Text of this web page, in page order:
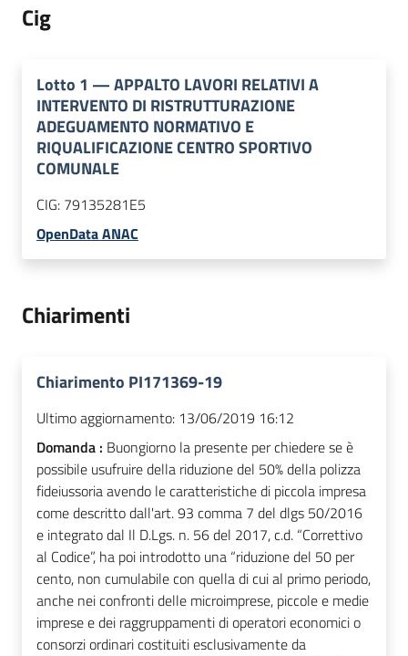
Cig
Lotto 1 —APPALTO LAVORI RELATIVI A
INTERVENTO DI RISTRUTTURAZIONE
ADEGUAMENTO NORMATIVO E
RIQUALIFICAZIONE CENTRO SPORTIVO
COMUNALE
CIG: 79135281E5
OpenData ANAC
Chiarimenti
Chiarimento PI171369-19
Ultimo aggiornamento: 13/06/2019 16:12
Domanda : Buongiorno la presente per chiedere se è
possibile usufruire della riduzione del 50% della polizza
fideiussoria avendo le caratteristiche di piccola impresa
come descritto dall'art. 93 comma 7 del dlgs 50/2016
e integrato dal Il D.Lgs. n. 56 del 2017, c.d. “Correttivo
al Codice”, ha poi introdotto una “riduzione del 50 per
cento, non cumulabile con quella di cui al primo periodo,
anche nei confronti delle microimprese, piccole e medie
imprese e dei raggruppamenti di operatori economici o
consorzi ordinari costituiti esclusivamente da